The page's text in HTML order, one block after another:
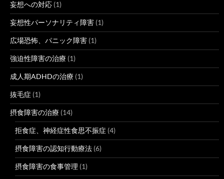
妄想への対応 (1)
妄想性パーソナリティ障害 (1)
広場恐怖、パニック障害 (1)
強迫性障害の治療 (1)
成人期ADHDの治療 (1)
抜毛症 (1)
摂食障害の治療 (14)
拒食症、神経症性食思不振症 (4)
摂食障害の認知行動療法 (6)
摂食障害の食事管理 (1)